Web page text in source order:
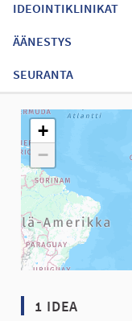
IDEOINTIKLINIKAT
ÄÄNESTYS
SEURANTA
Seuraavassa
+
−
1 IDEA